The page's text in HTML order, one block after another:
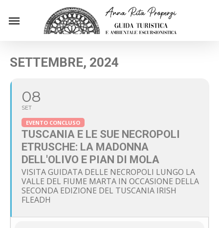
Menu
SETTEMBRE, 2024
08
SET
EVENTO CONCLUSO
TUSCANIA E LE SUE NECROPOLI
ETRUSCHE: LA MADONNA
DELL'OLIVO E PIAN DI MOLA
VISITA GUIDATA DELLE NECROPOLI LUNGO LA
VALLE DEL FIUME MARTA IN OCCASIONE DELLA
SECONDA EDIZIONE DEL TUSCANIA IRISH
FLEADH